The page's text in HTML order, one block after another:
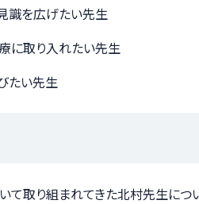
識を広げたい先生
に取り入れたい先生
たい先生
て取り組まれてきた北村先生につ